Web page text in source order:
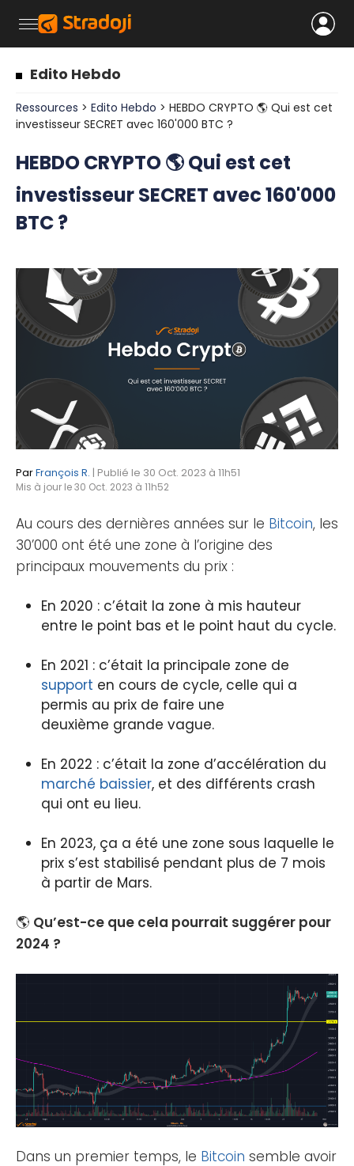
Edito Hebdo
Ressources > Edito Hebdo > HEBDO CRYPTO 🌎 Qui est cet
investisseur SECRET avec 160'000 BTC ?
HEBDO CRYPTO 🌎 Qui est cet
investisseur SECRET avec 160'000
BTC ?
ParFrançois R. | Publié le 30 Oct. 2023 à 11h51
Mis à jour le 30 Oct. 2023 à 11h52
Au cours des dernières années sur le Bitcoin, les
30’000 ont été une zone à l’origine des
principaux mouvements du prix :
En 2020 : c’était la zone à mis hauteur
entre le point bas et le point haut du cycle.
En 2021 : c’était la principale zone de
support en cours de cycle, celle qui a
permis au prix de faire une
deuxième grande vague.
En 2022 : c’était la zone d’accélération du
marché baissier, et des différents crash
qui ont eu lieu.
En 2023, ça a été une zone sous laquelle le
prix s’est stabilisé pendant plus de 7 mois
à partir de Mars.
🌎 Qu’est-ce que cela pourrait suggérer pour
2024 ?
Dans un premier temps, le Bitcoin semble avoir